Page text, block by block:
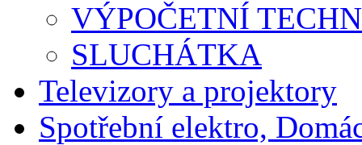
VÝPOČETNÍ
SLUCHÁTKA
Televizory a projektory
Spotřební elektro,